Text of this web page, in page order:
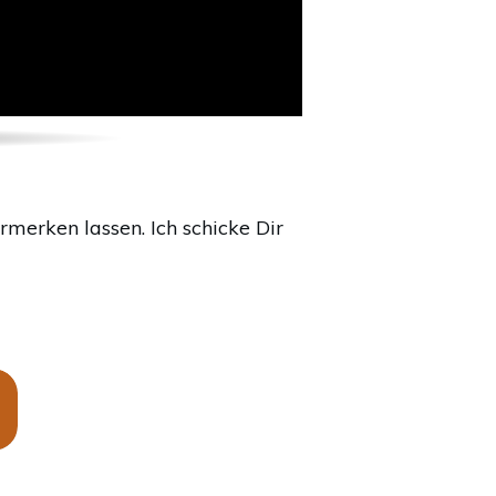
lassen. Ich schicke Dir